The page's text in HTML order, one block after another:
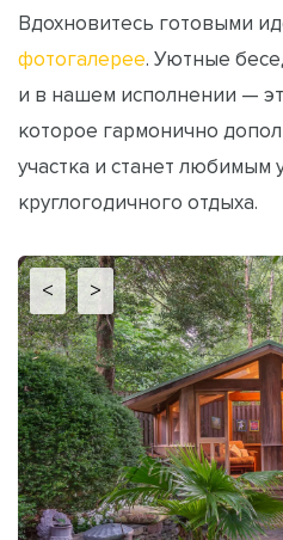
Вдохновитесь готовыми
фотогалерее. Уютные
и в нашем исполнении —
которое гармонично
участка и станет любимым
круглогодичного отдыха.
< >